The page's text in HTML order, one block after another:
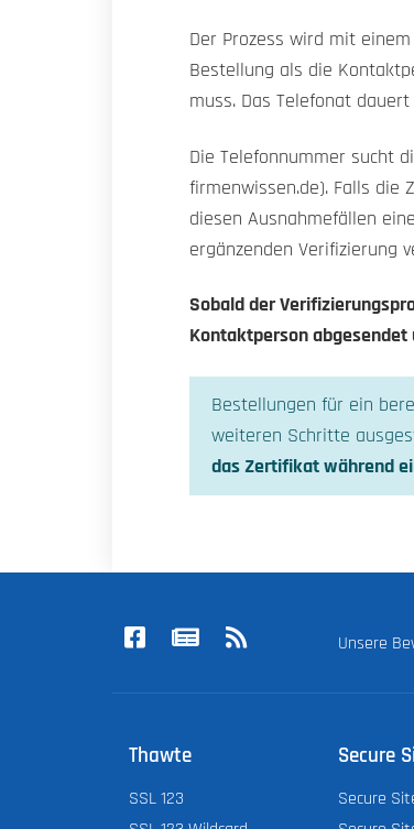
Der Prozess wird mit
Bestellung als die
muss. Das Telefonat
Die Telefonnummer sucht
firmenwissen.de). Falls die
diesen Ausnahmefällen
ergänzenden Verifizierung
Sobald der
Kontaktperson
Bestellungen für ein
weiteren Schritte
das Zertifikat während
Unsere
Thawte
SSL 123
Secure
Secure